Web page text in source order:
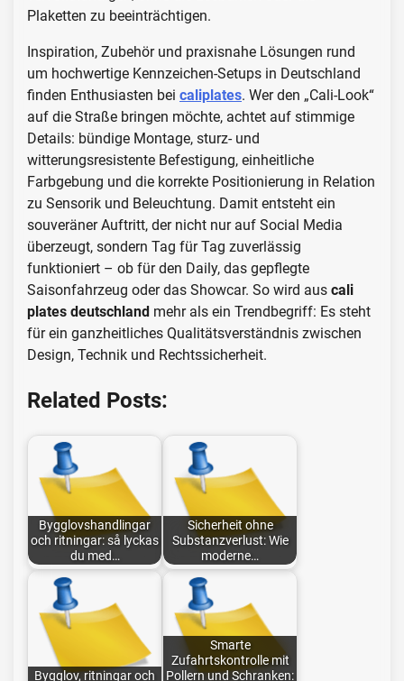
Plaketten zu beeinträchtigen.
Inspiration, Zubehör und praxisnahe Lösungen rund
um hochwertige Kennzeichen-Setups in Deutschland
finden Enthusiasten bei caliplates. Wer den „Cali-Look“
auf die Straße bringen möchte, achtet auf stimmige
Details: bündige Montage, sturz- und
witterungsresistente Befestigung, einheitliche
Farbgebung und die korrekte Positionierung in Relation
zu Sensorik und Beleuchtung. Damit entsteht ein
souveräner Auftritt, der nicht nur auf Social Media
überzeugt, sondern Tag für Tag zuverlässig
funktioniert – ob für den Daily, das gepflegte
Saisonfahrzeug oder das Showcar. So wird aus cali
plates deutschland mehr als ein Trendbegriff: Es steht
für ein ganzheitliches Qualitätsverständnis zwischen
Design, Technik und Rechtssicherheit.
Related Posts:
Bygglovshandlingar
och ritningar: så lyckas
du med…
Sicherheit ohne
Substanzverlust: Wie
moderne…
Bygglov, ritningar och
Smarte
Zufahrtskontrolle mit
Pollern und Schranken: